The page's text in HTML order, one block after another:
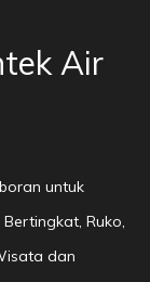
Air
untuk
Ruko,
dan